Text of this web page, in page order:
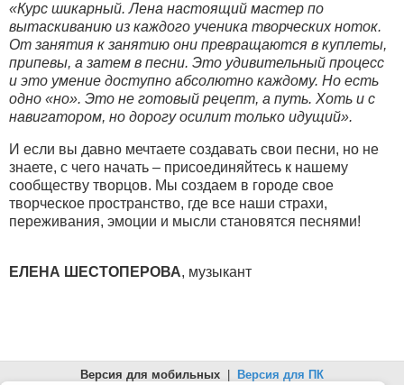
«Курс шикарный. Лена настоящий мастер по
вытаскиванию из каждого ученика творческих ноток.
От занятия к занятию они превращаются в куплеты,
припевы, а затем в песни. Это удивительный процесс
и это умение доступно абсолютно каждому. Но есть
одно «но». Это не готовый рецепт, а путь. Хоть и с
навигатором, но дорогу осилит только идущий».
И если вы давно мечтаете создавать свои песни, но не
знаете, с чего начать – присоединяйтесь к нашему
сообществу творцов. Мы создаем в городе свое
творческое пространство, где все наши страхи,
переживания, эмоции и мысли становятся песнями!
ЕЛЕНА ШЕСТОПЕРОВА, музыкант
Версия для мобильных | Версия для ПК